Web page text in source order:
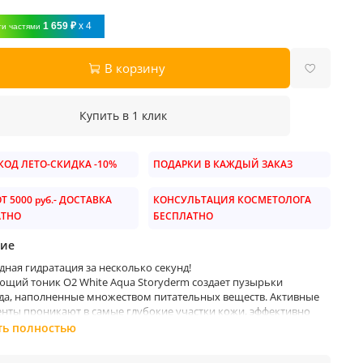
частями 1 659 ₽ x 4
В корзину
Купить в 1 клик
ЛЕТО-СКИДКА -10% ПОДАРКИ В КАЖДЫЙ ЗАКАЗ
5000 руб.- ДОСТАВКА
КОНСУЛЬТАЦИЯ КОСМЕТОЛОГА
БЕСПЛАТНО
гидратация за несколько секунд!
тоник O2 White Aqua Storyderm создает пузырьки
наполненные множеством питательных веществ. Активные
проникают в самые глубокие участки кожи, эффективно
и отшелушивая отмершие клетки кожи. Ежедневное
полностью